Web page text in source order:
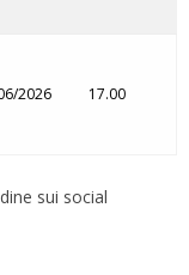
2026 17.00
sui social